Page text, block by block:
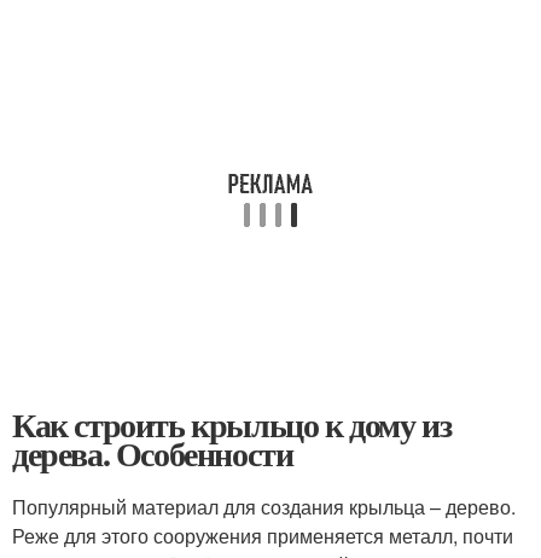
Как строить крыльцо к дому из
дерева. Особенности
Популярный материал для создания крыльца – дерево.
Реже для этого сооружения применяется металл, почти